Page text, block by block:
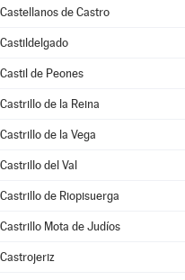
Castellanos de Castro
Castildelgado
Castil de Peones
Castrillo de la Reina
Castrillo de la Vega
Castrillo del Val
Castrillo de Riopisuerga
Castrillo Mota de Judíos
Castrojeriz